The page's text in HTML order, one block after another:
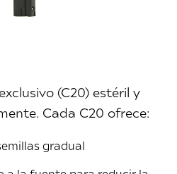
(C20) estéril y
Cada C20 ofrece:
gradual